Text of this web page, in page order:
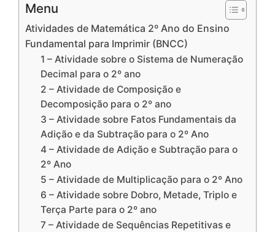
Menu
Atividades de Matemática 2º Ano do Ensino
Fundamental para Imprimir (BNCC)
1 – Atividade sobre o Sistema de Numeração
Decimal para o 2º ano
2 – Atividade de Composição e
Decomposição para o 2º ano
3 – Atividade sobre Fatos Fundamentais da
Adição e da Subtração para o 2º Ano
4 – Atividade de Adição e Subtração para o
2º Ano
5 – Atividade de Multiplicação para o 2º Ano
6 – Atividade sobre Dobro, Metade, Triplo e
Terça Parte para o 2º ano
7 – Atividade de Sequências Repetitivas e